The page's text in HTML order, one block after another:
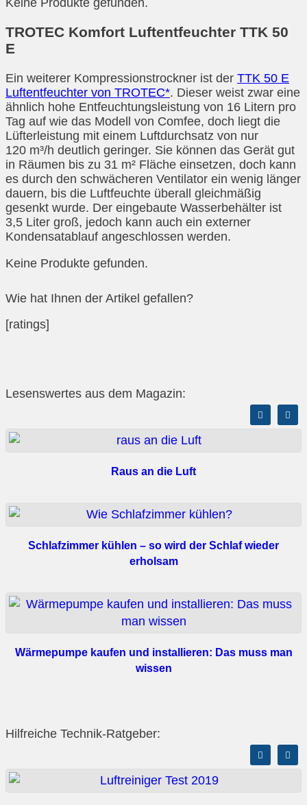
TROTEC Komfort Luftentfeuchter TTK 50
E
Ein weiterer Kompressionstrockner ist der TTK 50 E
Luftentfeuchter von TROTEC*. Dieser weist zwar eine
ähnlich hohe Entfeuchtungsleistung von 16 Litern pro
Tag auf wie das Modell von Comfee, doch liegt die
Lüfterleistung mit einem Luftdurchsatz von nur
120 m³/h deutlich geringer. Sie können das Gerät gut
in Räumen bis zu 31 m² Fläche einsetzen, doch kann
es durch den schwächeren Ventilator ein wenig länger
dauern, bis die Luftfeuchte überall gleichmäßig
gesenkt wurde. Der eingebaute Wasserbehälter ist
3,5 Liter groß, jedoch kann auch ein externer
Kondensatablauf angeschlossen werden.
Keine Produkte gefunden.
Wie hat Ihnen der Artikel gefallen?
[ratings]
Lesenswertes aus dem Magazin:
Raus an die Luft
Schlafzimmer kühlen – so wird der Schlaf wieder
erholsam
Wärmepumpe kaufen und installieren: Das muss man
wissen
Hilfreiche Technik-Ratgeber: